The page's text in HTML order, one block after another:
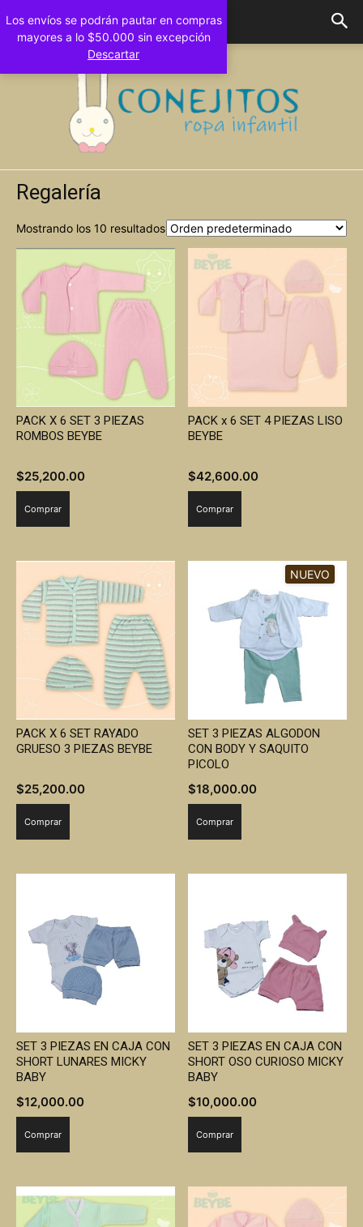
Regalería
Mostrando los 10 resultados
PACK X 6 SET 3 PIEZAS
ROMBOS BEYBE
$25,200.00
Comprar
PACK x 6 SET 4 PIEZAS LISO
BEYBE
$42,600.00
Comprar
PACK X 6 SET RAYADO
GRUESO 3 PIEZAS BEYBE
$25,200.00
Comprar
NUEVO
SET 3 PIEZAS ALGODON
CON BODY Y SAQUITO
PICOLO
$18,000.00
Comprar
SET 3 PIEZAS EN CAJA CON
SHORT LUNARES MICKY
BABY
$12,000.00
Comprar
SET 3 PIEZAS EN CAJA CON
SHORT OSO CURIOSO MICKY
BABY
$10,000.00
Comprar
Los envíos se podrán pautar en compras
mayores a lo $50.000 sin excepción
Descartar